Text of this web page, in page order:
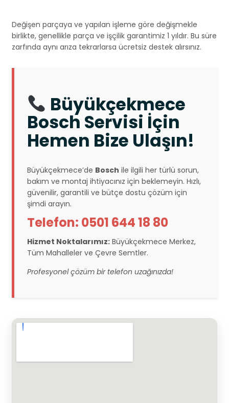
Değişen parçaya ve yapılan işleme göre değişmekle
birlikte, genellikle parça ve işçilik garantimiz 1 yıldır. Bu süre
zarfında aynı arıza tekrarlarsa ücretsiz destek alırsınız.
Büyükçekmece
Bosch Servisi İçin
Hemen Bize Ulaşın!
Büyükçekmece’de Bosch ile ilgili her türlü sorun,
bakım ve montaj ihtiyacınız için beklemeyin. Hızlı,
güvenilir, garantili ve bütçe dostu çözüm için
şimdi arayın.
Telefon: 0501 644 18 80
Hizmet Noktalarımız: Büyükçekmece Merkez,
Tüm Mahalleler ve Çevre Semtler.
Profesyonel çözüm bir telefon uzağınızda!